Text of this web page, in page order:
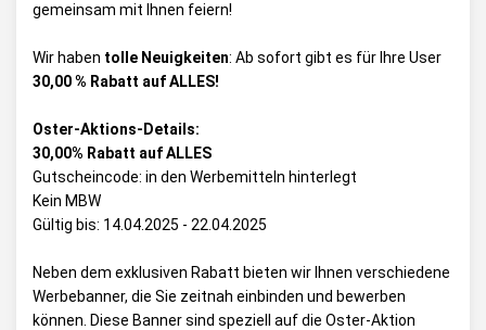
gemeinsam mit Ihnen feiern!
Wir haben tolle Neuigkeiten: Ab sofort gibt es für Ihre User
30,00 % Rabatt auf ALLES!
Oster-Aktions-Details:
30,00% Rabatt auf ALLES
Gutscheincode: in den Werbemitteln hinterlegt
Kein MBW
Gültig bis: 14.04.2025 - 22.04.2025
Neben dem exklusiven Rabatt bieten wir Ihnen verschiedene
Werbebanner, die Sie zeitnah einbinden und bewerben
können. Diese Banner sind speziell auf die Oster-Aktion